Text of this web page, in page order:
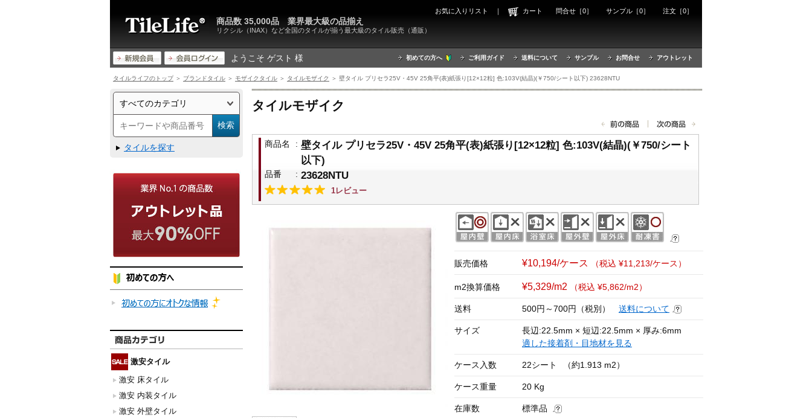
リクシル（INAX）など全国のタイルが揃う最大級のタイル販売（通販）
商品数 35,000品 業界最大級の品揃え
ようこそ ゲスト 様 初めての方へ ご利用ガイド 送料について サンプル お問合せ アウトレット
お気に入りリスト ｜ カート 問合せ［0］ サンプル［0］ 注文［0］
タイルライフのトップ＞ ブランドタイル ＞ モザイクタイル ＞ タイルモザイク ＞ 壁タイル プリセラ25V・45V 25角平(表)紙張り[12×12粒] 色:103V(結晶)(￥750/シート以下) 23628NTU
タイルを探す
激安タイル
激安 床タイル
激安 内装タイル
激安 外壁タイル
タイルモザイク
商品名 : 壁タイル プリセラ25V・45V 25角平(表)紙張り[12×12粒] 色:103V(結晶)(￥750/シート
以下)
品番 : 23628NTU
1レビュー
販売価格 ¥10,194/ケース （税込 ¥11,213/ケース）
m2換算価格 ¥5,329/m2 （税込 ¥5,862/m2）
送料 500円～700円（税別） 送料について
サイズ
長辺:22.5mm × 短辺:22.5mm × 厚み:6mm
適した接着剤・目地材を見る
ケース入数 22シート （約1.913 m2）
ケース重量 20 Kg
在庫数 標準品